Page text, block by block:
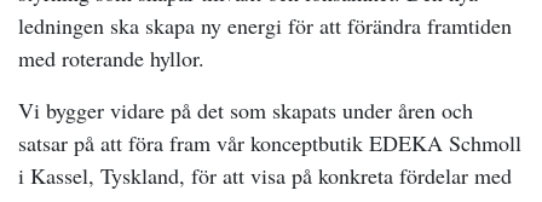
ledningen ska skapa ny energi för att förändra framtiden
med roterande hyllor.
Vi bygger vidare på det som skapats under åren och
satsar på att föra fram vår konceptbutik EDEKA Schmoll
i Kassel, Tyskland, för att visa på konkreta fördelar med